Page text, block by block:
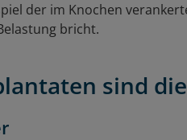
der im Knochen
bricht.
sind